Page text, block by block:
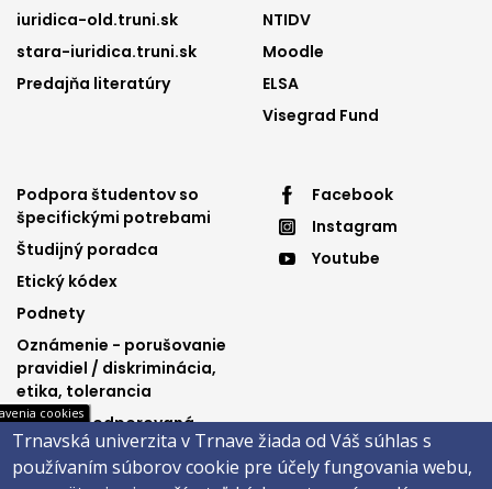
iuridica-old.truni.sk
stara-iuridica.truni.sk
Predajňa literatúry
NTIDV
Moodle
ELSA
Visegrad Fund
Footer
menu
3
Podpora študentov so
špecifickými potrebami
Študijný poradca
Etický kódex
Podnety
Oznámenie - porušovanie
pravidiel / diskriminácia,
etika, tolerancia
Výučba podporovaná
Ministerstvom
spravodlivosti SR
Footer
menu
Facebook
Instagram
Youtube
cookies
Trnavská univerzita v Trnave žiada od Váš súhlas s
používaním súborov cookie pre účely fungovania webu,